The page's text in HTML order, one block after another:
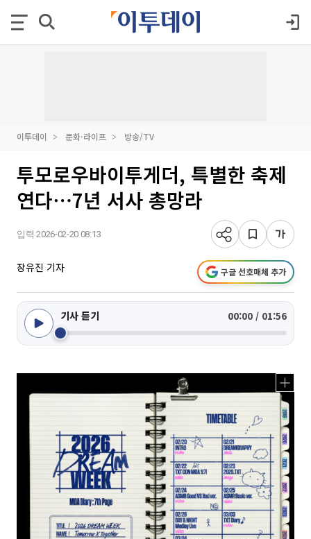
이투데이 문화·라이프 방송/TV
투모로우바이투게더, 특별한 축제
연다⋯7년 서사 총망라
입력 2026-02-20 08:13
장유진 기자 구글 선호매체 추가
기사 듣기 00:00 / 01:56